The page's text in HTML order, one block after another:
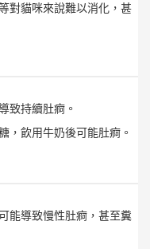
對貓咪來說難以消化，甚
致持續肚痾。
，飲用牛奶後可能肚痾。
能導致慢性肚痾，甚至糞